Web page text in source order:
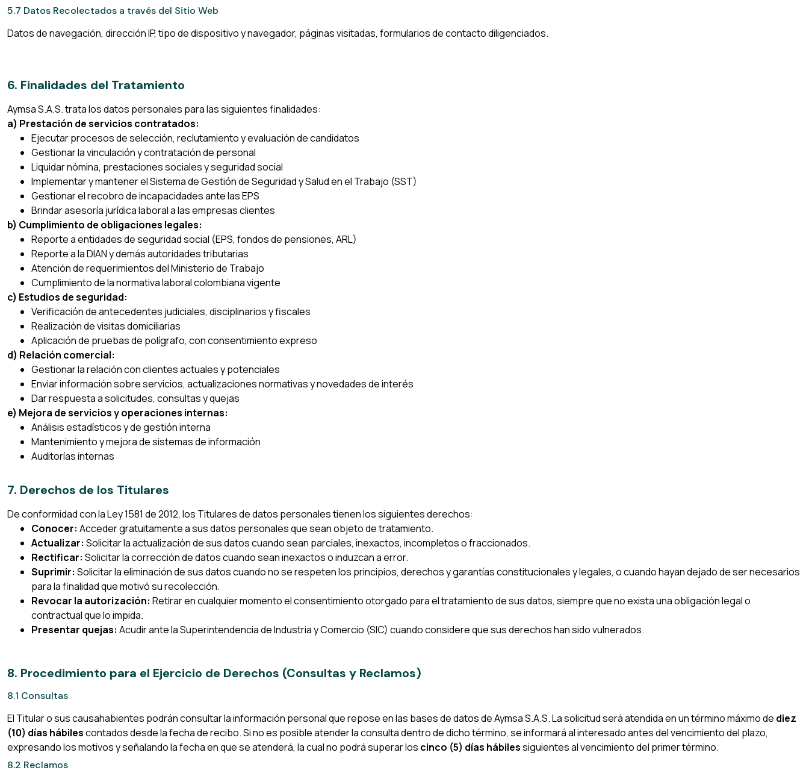
5.7 Datos Recolectados a través del Sitio Web
Datos de navegación, dirección IP, tipo de dispositivo y navegador, páginas visitadas, formularios de contacto diligenciados.
6. Finalidades del Tratamiento
Aymsa S.A.S. trata los datos personales para las siguientes finalidades:
a) Prestación de servicios contratados:
Ejecutar procesos de selección, reclutamiento y evaluación de candidatos
Gestionar la vinculación y contratación de personal
Liquidar nómina, prestaciones sociales y seguridad social
Implementar y mantener el Sistema de Gestión de Seguridad y Salud en el Trabajo (SST)
Gestionar el recobro de incapacidades ante las EPS
Brindar asesoría jurídica laboral a las empresas clientes
b) Cumplimiento de obligaciones legales:
Reporte a entidades de seguridad social (EPS, fondos de pensiones, ARL)
Reporte a la DIAN y demás autoridades tributarias
Atención de requerimientos del Ministerio de Trabajo
Cumplimiento de la normativa laboral colombiana vigente
c) Estudios de seguridad:
Verificación de antecedentes judiciales, disciplinarios y fiscales
Realización de visitas domiciliarias
Aplicación de pruebas de polígrafo, con consentimiento expreso
d) Relación comercial:
Gestionar la relación con clientes actuales y potenciales
Enviar información sobre servicios, actualizaciones normativas y novedades de interés
Dar respuesta a solicitudes, consultas y quejas
e) Mejora de servicios y operaciones internas:
Análisis estadísticos y de gestión interna
Mantenimiento y mejora de sistemas de información
Auditorías internas
7. Derechos de los Titulares
De conformidad con la Ley 1581 de 2012, los Titulares de datos personales tienen los siguientes derechos:
Conocer: Acceder gratuitamente a sus datos personales que sean objeto de tratamiento.
Actualizar: Solicitar la actualización de sus datos cuando sean parciales, inexactos, incompletos o fraccionados.
Rectificar: Solicitar la corrección de datos cuando sean inexactos o induzcan a error.
Suprimir: Solicitar la eliminación de sus datos cuando no se respeten los principios, derechos y garantías constitucionales y legales, o cuando hayan dejado de ser necesarios
para la finalidad que motivó su recolección.
Revocar la autorización: Retirar en cualquier momento el consentimiento otorgado para el tratamiento de sus datos, siempre que no exista una obligación legal o
contractual que lo impida.
Presentar quejas: Acudir ante la Superintendencia de Industria y Comercio (SIC) cuando considere que sus derechos han sido vulnerados.
8. Procedimiento para el Ejercicio de Derechos (Consultas y Reclamos)
8.1 Consultas
El Titular o sus causahabientes podrán consultar la información personal que repose en las bases de datos de Aymsa S.A.S. La solicitud será atendida en un término máximo de diez
(10) días hábilescontados desde la fecha de recibo. Si no es posible atender la consulta dentro de dicho término, se informará al interesado antes del vencimiento del plazo,
expresando los motivos y señalando la fecha en que se atenderá, la cual no podrá superar los cinco (5) días hábilessiguientes al vencimiento del primer término.
8.2 Reclamos